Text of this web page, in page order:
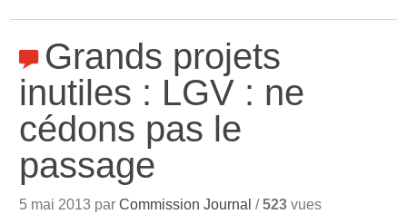
Grands projets
inutiles : LGV : ne
cédons pas le
passage
5 mai 2013 parCommission Journal /523 vues